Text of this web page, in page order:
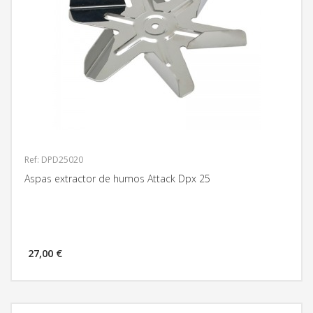
Ref: DPD25020
Aspas extractor de humos Attack Dpx 25
27,00 €